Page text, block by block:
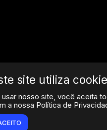
site utiliza
usar nosso site, você aceita
a nossa Política de